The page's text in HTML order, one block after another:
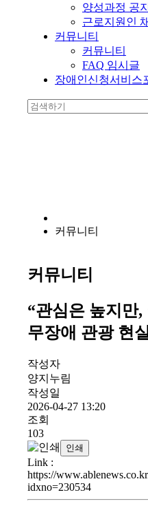
양성과정 공
근로지원인
커뮤니티
커뮤니티
FAQ 임시글
장애인신청서비스
커뮤니티
커뮤니티
“관심은 높지만
무장애 관광 현실
작성자
양지누림
작성일
2026-04-27 13:20
조회
103
인쇄
Link :
https://
idxno=230534